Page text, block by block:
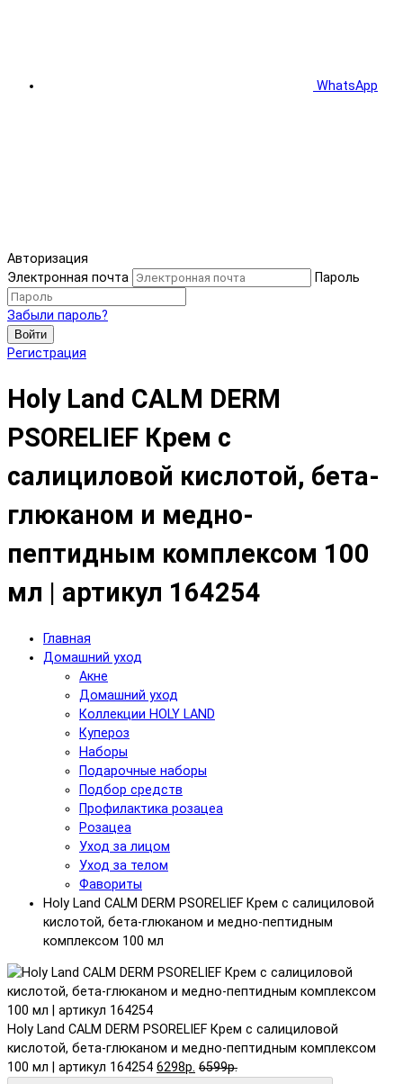
WhatsApp
Авторизация
Электронная почта
Пароль
Забыли пароль?
Войти
Регистрация
Holy Land CALM DERM
PSORELIEF Крем с
салициловой кислотой, бета-
глюканом и медно-
пептидным комплексом 100
мл | артикул 164254
Главная
Домашний уход
Акне
Домашний уход
Коллекции HOLY LAND
Купероз
Наборы
Подарочные наборы
Подбор средств
Профилактика розацеа
Розацеа
Уход за лицом
Уход за телом
Фавориты
Holy Land CALM DERM PSORELIEF Крем с салициловой
кислотой, бета-глюканом и медно-пептидным
комплексом 100 мл
Holy Land CALM DERM PSORELIEF Крем с салициловой
кислотой, бета-глюканом и медно-пептидным комплексом
100 мл | артикул 164254 6298р. 6599р.